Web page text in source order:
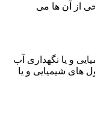
از آن ها می
و یا نگهداری آب
های شیمیایی و یا